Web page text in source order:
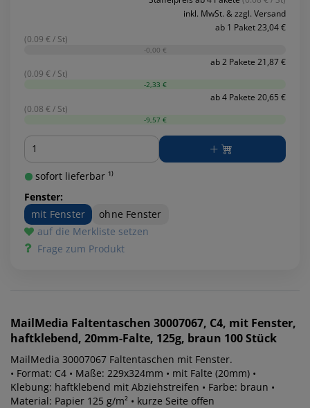
inkl. MwSt. & zzgl. Versand
ab 1 Paket 23,04 €
(0.09 € / St)
-0,00 €
ab 2 Pakete 21,87 €
(0.09 € / St)
-2,33 €
ab 4 Pakete 20,65 €
(0.08 € / St)
-9,57 €
Menge
sofort lieferbar ¹⁾
Fenster:
mit Fenster
ohne Fenster
auf die Merkliste setzen
Frage zum Produkt
MailMedia Faltentaschen 30007067, C4, mit Fenster,
haftklebend, 20mm-Falte, 125g, braun 100 Stück
MailMedia 30007067 Faltentaschen mit Fenster.
• Format: C4 • Maße: 229x324mm • mit Falte (20mm) •
Klebung: haftklebend mit Abziehstreifen • Farbe: braun •
Material: Papier 125 g/m² • kurze Seite offen